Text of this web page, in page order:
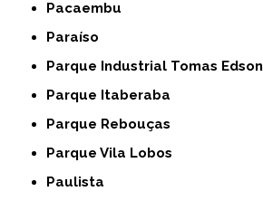
Pacaembu
Paraíso
Parque Industrial Tomas Edson
Parque Itaberaba
Parque Rebouças
Parque Vila Lobos
Paulista